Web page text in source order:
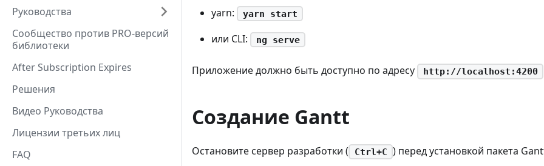
Руководства
Сообщество против PRO-версий
библиотеки
After Subscription Expires
Решения
Видео Руководства
Лицензии третьих лиц
FAQ
yarn: yarn start
или CLI: ng serve
Приложение должно быть доступно по адресу http://localhost:4200
Создание Gantt
Остановите сервер разработки ( Ctrl+C ) перед установкой пакета